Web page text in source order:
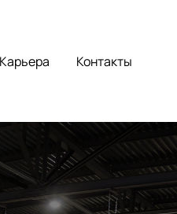
Карьера Контакты